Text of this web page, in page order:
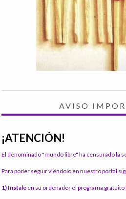
AVISO
¡ATENCIÓN!
El denominado "mundo libre" ha censurado la
Para poder seguir viéndolo en nuestro portal
1) Instale en su ordenador el programa